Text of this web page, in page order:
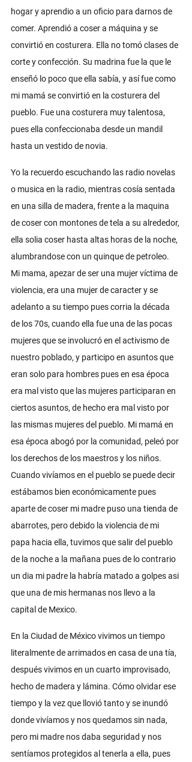
hogar y aprendio a un oficio para darnos de
comer. Aprendió a coser a máquina y se
convirtió en costurera. Ella no tomó clases de
corte y confección. Su madrina fue la que le
enseñó lo poco que ella sabía, y así fue como
mi mamá se convirtió en la costurera del
pueblo. Fue una costurera muy talentosa,
pues ella confeccionaba desde un mandil
hasta un vestido de novia.
Yo la recuerdo escuchando las radio novelas
o musica en la radio, mientras cosía sentada
en una silla de madera, frente a la maquina
de coser con montones de tela a su alrededor,
ella solia coser hasta altas horas de la noche,
alumbrandose con un quinque de petroleo.
Mi mama, apezar de ser una mujer víctima de
violencia, era una mujer de caracter y se
adelanto a su tiempo pues corria la década
de los 70s, cuando ella fue una de las pocas
mujeres que se involucró en el activismo de
nuestro poblado, y participo en asuntos que
eran solo para hombres pues en esa época
era mal visto que las mujeres participaran en
ciertos asuntos, de hecho era mal visto por
las mismas mujeres del pueblo. Mi mamá en
esa época abogó por la comunidad, peleó por
los derechos de los maestros y los niños.
Cuando vivíamos en el pueblo se puede decir
estábamos bien económicamente pues
aparte de coser mi madre puso una tienda de
abarrotes, pero debido la violencia de mi
papa hacia ella, tuvimos que salir del pueblo
de la noche a la mañana pues de lo contrario
un dia mi padre la habría matado a golpes asi
que una de mis hermanas nos llevo a la
capital de Mexico.
En la Ciudad de México vivimos un tiempo
literalmente de arrimados en casa de una tía,
después vivimos en un cuarto improvisado,
hecho de madera y lámina. Cómo olvidar ese
tiempo y la vez que llovió tanto y se inundó
donde vivíamos y nos quedamos sin nada,
pero mi madre nos daba seguridad y nos
sentíamos protegidos al tenerla a ella, pues